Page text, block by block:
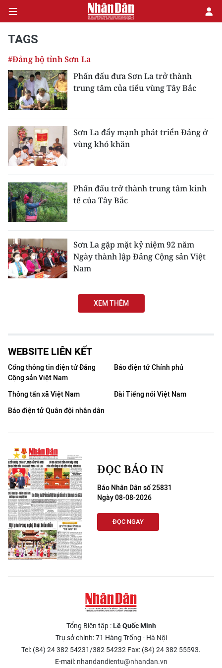
CHÍNH TRỊ
KINH TẾ
XÃ HỘI
PHÁP LUẬT
DU LỊCH
THẾ GIỚI
GIÁO DỤC
KHOA HỌC - CÔNG NGHỆ
BẠN ĐỌC
KIỂM CHỨNG THÔNG TIN
CHƯƠNG TRÌNH OCOP - MỖI XÃ
MỘT SẢN PHẨM
RADIO
MEDIA CENTER
E-Magazine
Video
Media Văn hóa
Media Xã hội
TAGS
#Đảng bộ tỉnh Sơn La
Phấn đấu đưa Sơn La trở thành
trung tâm của tiểu vùng Tây Bắc
Sơn La đẩy mạnh phát triển Đảng ở
vùng khó khăn
Phấn đấu trở thành trung tâm kinh
tế của Tây Bắc
Sơn La gặp mặt kỷ niệm 92 năm
Ngày thành lập Đảng Cộng sản Việt
Nam
XEM THÊM
WEBSITE LIÊN KẾT
Cổng thông tin điện tử Đảng
Cộng sản Việt Nam
Báo điện tử Chính phủ
Thông tấn xã Việt Nam
Đài Tiếng nói Việt Nam
Báo điện tử Quân đội nhân dân
ĐỌC BÁO IN
Báo Nhân Dân số 25831
Ngày 08-08-2026
ĐỌC NGAY
Tổng Biên tập :Lê Quốc Minh
Trụ sở chính: 71 Hàng Trống - Hà Nội
Tel: (84) 24 382 54231/382 54232 Fax: (84) 24 382 55593.
E-mail: nhandandientu@nhandan.vn